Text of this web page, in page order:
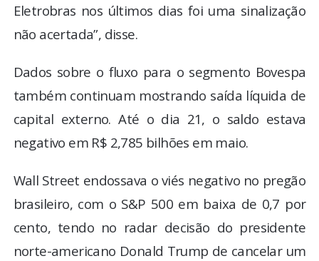
Eletrobras nos últimos dias foi uma sinalização
não acertada”, disse.
Dados sobre o fluxo para o segmento Bovespa
também continuam mostrando saída líquida de
capital externo. Até o dia 21, o saldo estava
negativo em R$ 2,785 bilhões em maio.
Wall Street endossava o viés negativo no pregão
brasileiro, com o S&P 500 em baixa de 0,7 por
cento, tendo no radar decisão do presidente
norte-americano Donald Trump de cancelar um